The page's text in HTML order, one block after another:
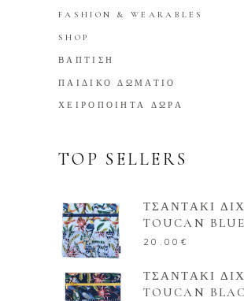
FASHION & WEARABLES
SHOP
ΒΑΠΤΙΣΗ
ΠΑΙΔΙΚΟ ΔΩΜΑΤΙΟ
ΧΕΙΡΟΠΟΙΗΤΑ ΔΩΡΑ
TOP SELLERS
ΤΣΑΝΤΑΚΙ
TOUCAN BLUE
20.00 €
ΤΣΑΝΤΑΚΙ
TOUCAN